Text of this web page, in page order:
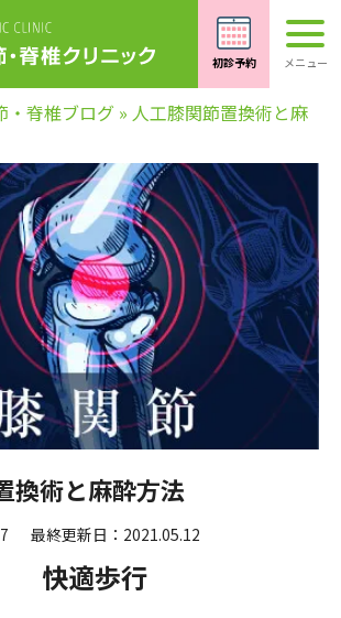
・脊椎ブログ » 人工膝関節置換術と麻
換術と麻酔方法
最終更新日：2021.05.12
快適歩行